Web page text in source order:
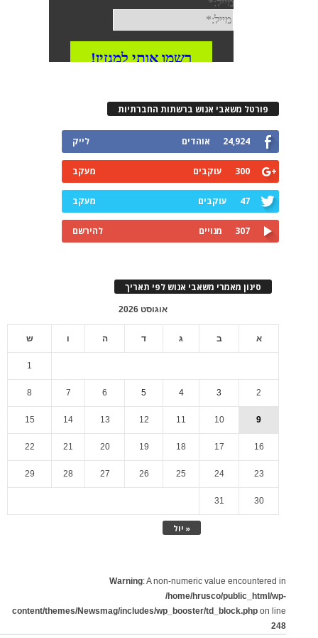
פורטל משאבי אנוש ברשתות החברתיות
24,924 אוהדים לייק
300 עוקבים מעקב
47 עוקבים מעקב
307 מנויים להירשם
סינון מאמרי משאבי אנוש לפי תאריך
אוגוסט 2026
א ב ג ד ה ו ש
« יול
1
2
3
4
5
6
7
8
9
10
11
12
13
14
15
16
17
18
19
20
21
22
23
24
25
26
27
28
29
30
31
Warning: A non-numeric value encountered in
/home/hrusco/public_html/wp-
content/themes/Newsmag/includes/wp_booster/td_block.php on line
248